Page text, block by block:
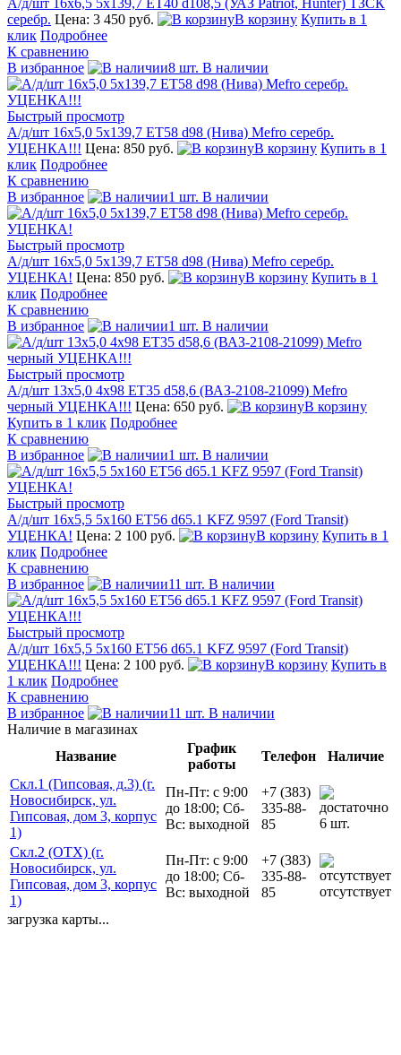
серебр. Цена: 3 450 руб. В корзину Купить в 1
клик Подробнее
К сравнению
В избранное
8 шт. В наличии
Быстрый просмотр
А/д/шт 16x5,0 5х139,7 ЕТ58 d98 (Нива) Mefro серебр.
УЦЕНКА!!! Цена: 850 руб. В корзину Купить в 1
клик Подробнее
К сравнению
В избранное
1 шт. В наличии
Быстрый просмотр
А/д/шт 16x5,0 5х139,7 ЕТ58 d98 (Нива) Mefro серебр.
УЦЕНКА! Цена: 850 руб. В корзину Купить в 1
клик Подробнее
К сравнению
В избранное
1 шт. В наличии
Быстрый просмотр
А/д/шт 13x5,0 4х98 ЕТ35 d58,6 (ВАЗ-2108-21099) Mefro
черный УЦЕНКА!!! Цена: 650 руб.
В корзину
Купить в 1 клик Подробнее
К сравнению
В избранное
1 шт. В наличии
Быстрый просмотр
А/д/шт 16x5,5 5x160 ЕТ56 d65.1 KFZ 9597 (Ford Transit)
УЦЕНКА! Цена: 2 100 руб. В корзину Купить в 1
клик Подробнее
К сравнению
В избранное
11 шт. В наличии
Быстрый просмотр
А/д/шт 16x5,5 5x160 ЕТ56 d65.1 KFZ 9597 (Ford Transit)
УЦЕНКА!!! Цена: 2 100 руб. В корзину Купить в
1 клик Подробнее
К сравнению
В избранное
11 шт. В наличии
Наличие в магазинах
Название
График
работы
Телефон
Наличие
Скл.1 (Гипсовая, д.3) (г.
Новосибирск, ул.
Гипсовая, дом 3, корпус
1)
Пн-Пт: с 9:00
до 18:00; Сб-
Вс: выходной
+7 (383)
335-88-
85
6 шт.
Скл.2 (ОТХ) (г.
Новосибирск, ул.
Гипсовая, дом 3, корпус
1)
Пн-Пт: с 9:00
до 18:00; Сб-
Вс: выходной
+7 (383)
335-88-
85
отсутствует
загрузка карты...